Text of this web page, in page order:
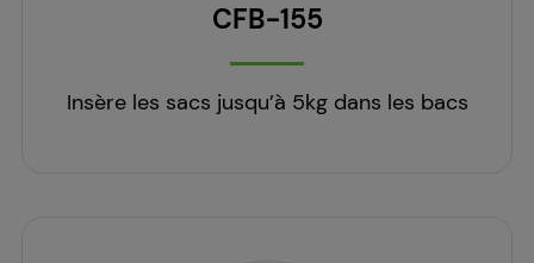
CFB-155
Insère les sacs jusqu’à 5kg dans les bacs